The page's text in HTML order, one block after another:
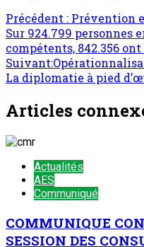
Navigation
d’article
Précédent : Prévention
Sur 924.799 personnes
compétents, 842.356
Suivant:
La diplomatie à pied
Articles
Actualités
AES
Communiqué
COMMUNIQUE
SESSION DES